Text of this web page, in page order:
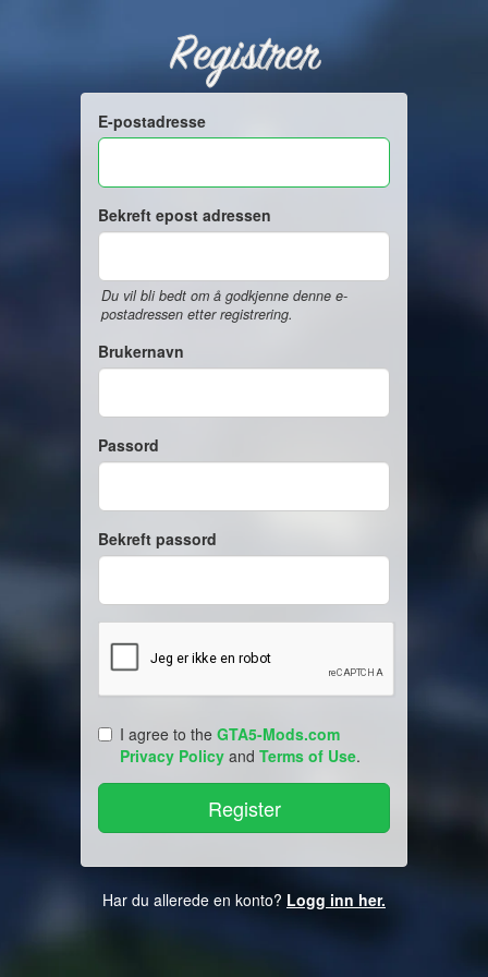
Registrer
E-postadresse
Bekreft epost adressen
Du vil bli bedt om å godkjenne denne e-
postadressen etter registrering.
Brukernavn
Passord
Bekreft passord
I agree to the GTA5-Mods.com
Privacy Policy and Terms of Use.
Har du allerede en konto? Logg inn her.